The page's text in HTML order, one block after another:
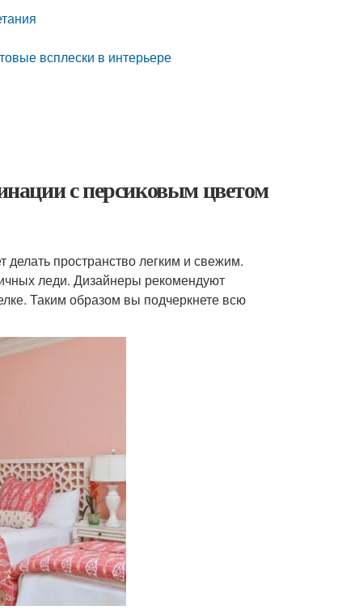
всплески в интерьере
с персиковым цветом
пространство легким и свежим.
леди. Дизайнеры рекомендуют
Таким образом вы подчеркнете всю